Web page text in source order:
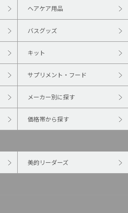
ヘアケア用品
バスグッズ
キット
サプリメント・フード
メーカー別に探す
価格帯から探す
美的リーダーズ